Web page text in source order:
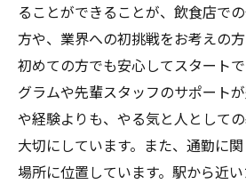
ることができることが、飲食店で
方や、業界への初挑戦をお考えの方
初めての方でも安心してスタート
グラムや先輩スタッフのサポート
や経験よりも、やる気と人として
大切にしています。また、通勤に
場所に位置しています。駅から近